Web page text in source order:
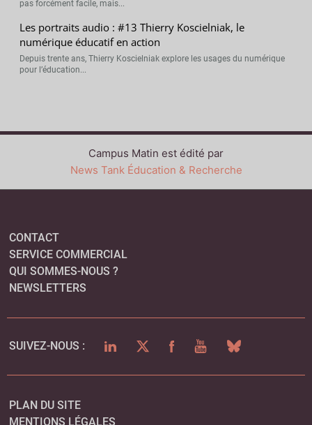
pas forcément facile, mais...
Les portraits audio : #13 Thierry Koscielniak, le
numérique éducatif en action
Depuis trente ans, Thierry Koscielniak explore les usages du numérique
pour l’éducation...
Campus Matin est édité par
News Tank Éducation & Recherche
CONTACT
SERVICE COMMERCIAL
QUI SOMMES-NOUS ?
NEWSLETTERS
SUIVEZ-NOUS : LINKEDINTWITTERFACEBOOKYOUTUBEBLUESKY
PLAN DU SITE
MENTIONS LÉGALES